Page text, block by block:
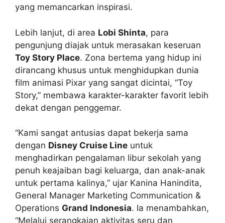
yang memancarkan inspirasi.
Lebih lanjut, di area Lobi Shinta, para
pengunjung diajak untuk merasakan keseruan
Toy Story Place. Zona bertema yang hidup ini
dirancang khusus untuk menghidupkan dunia
film animasi Pixar yang sangat dicintai, “Toy
Story,” membawa karakter-karakter favorit lebih
dekat dengan penggemar.
“Kami sangat antusias dapat bekerja sama
dengan Disney Cruise Line untuk
menghadirkan pengalaman libur sekolah yang
penuh keajaiban bagi keluarga, dan anak-anak
untuk pertama kalinya,” ujar Kanina Hanindita,
General Manager Marketing Communication &
Operations Grand Indonesia. Ia menambahkan,
“Melalui serangkaian aktivitas seru dan